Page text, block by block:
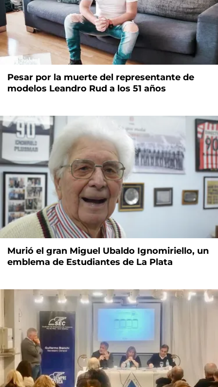
Pesar por la muerte del representante de
modelos Leandro Rud a los 51 años
Murió el gran Miguel Ubaldo Ignomiriello, un
emblema de Estudiantes de La Plata